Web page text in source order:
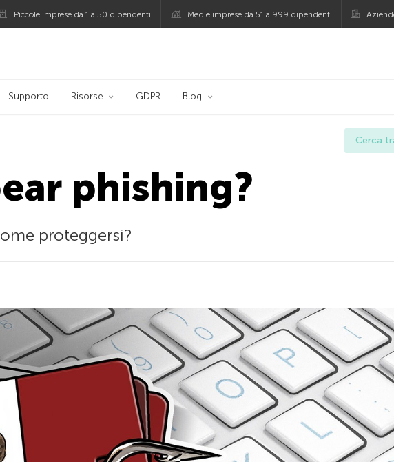
Piccole imprese da 1 a 50 dipendenti Medie imprese da 51 a 999 dipendenti
Supporto Risorse GDPR Blog
phishing?
proteggersi?